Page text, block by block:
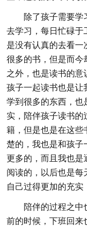
除了孩子需要学
去学习，每日忙碌于
是没有认真的去看
很多的书，但是而今
之外，也是读书的意
孩子一起读书也是让
学到很多的东西，也
实，陪伴孩子读书的
籍，但是也是在这些
楚的，我也是和孩子
更多的，而且我也是
阅读的，以后也是每
自己过得更加的充实
陪伴的过程之中
前的时候，下班回来